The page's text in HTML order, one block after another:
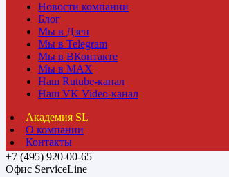
Новости компании
Блог
Мы в Дзен
Мы в Telegram
Мы в ВКонтакте
Мы в MAX
Наш Rutube-канал
Наш VK Video-канал
Академия SL
О компании
Контакты
+7 (495) 920-00-65
Офис ServiceLine